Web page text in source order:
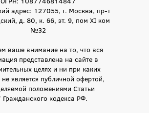
адрес: 127055, г. Москва, пр-т
д. 80, к. 66, эт. 9, пом XI ком
№32
ваше внимание на то, что вся
представлена на сайте в
целях и ни при каких
является публичной офертой,
положениями Статьи
кодекса РФ.